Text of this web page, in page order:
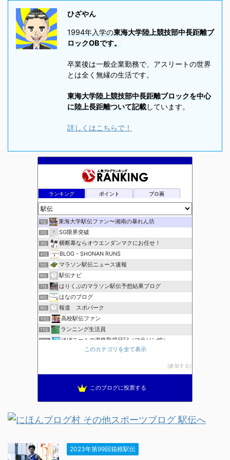
ひざやん
1994年入学の東海大学陸上競技部中長距離ブ
ロックOBです。
卒業後は一般企業勤務で、アスリートの世界
とは全く無縁の生活です。
東海大学陸上競技部中長距離ブロックを中心
に陸上長距離ついて記載しています。
詳しくはこちらで！
ランキング ポイント ブロ画
1位 東海大学駅伝ファン〜湘南の暴れん坊
2位 SG限界突破
3位 横断幕ならオウエンダンマクにお任せ！
4位 BLOG - SHONAN RUNS
5位 マラソン駅伝ニュース速報
6位 駅伝ナビ
7位 はりくぶのマラソン駅伝予想結果ブログ
8位 はなのブログ
9位 報道 スポパーク
10位 高校駅伝ファン
11位 ランニング生活員
12位 ほぼニートの資格取得日記（マラソン編）
ブレインランナーズのマラソン日記
このカテゴリを全て表示
参加する
このブログに投票する
2023年第99回箱根駅伝